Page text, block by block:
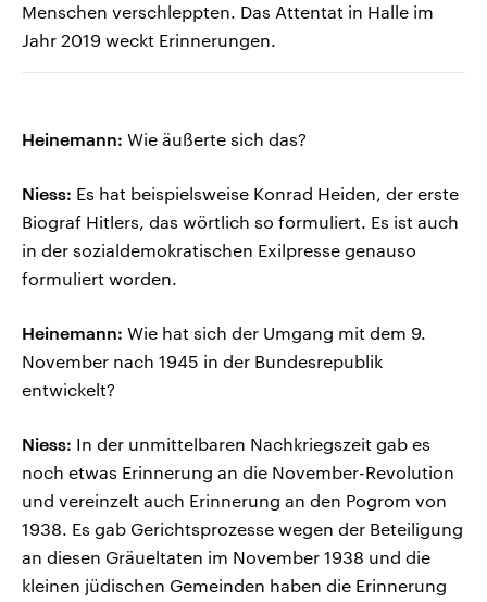
Menschen verschleppten. Das Attentat in Halle im
Jahr 2019 weckt Erinnerungen.
Heinemann: Wie äußerte sich das?
Niess: Es hat beispielsweise Konrad Heiden, der erste
Biograf Hitlers, das wörtlich so formuliert. Es ist auch
in der sozialdemokratischen Exilpresse genauso
formuliert worden.
Heinemann: Wie hat sich der Umgang mit dem 9.
November nach 1945 in der Bundesrepublik
entwickelt?
Niess: In der unmittelbaren Nachkriegszeit gab es
noch etwas Erinnerung an die November-Revolution
und vereinzelt auch Erinnerung an den Pogrom von
1938. Es gab Gerichtsprozesse wegen der Beteiligung
an diesen Gräueltaten im November 1938 und die
kleinen jüdischen Gemeinden haben die Erinnerung